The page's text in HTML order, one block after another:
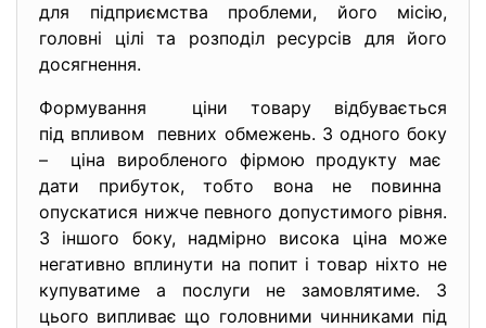
для підприємства проблеми, його місію,
головні цілі та розподіл ресурсів для його
досягнення.
Формування ціни товару відбувається
під впливом певних обмежень. З одного боку
– ціна виробленого фірмою продукту має
дати прибуток, тобто вона не повинна
опускатися нижче певного допустимого рівня.
З іншого боку, надмірно висока ціна може
негативно вплинути на попит і товар ніхто не
купуватиме а послуги не замовлятиме. З
цього випливає що головними чинниками під